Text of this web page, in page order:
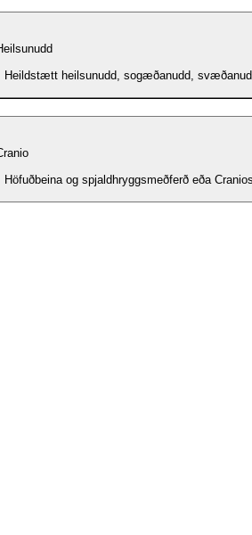
Heildstætt heilsunudd, sogæðanudd,
Höfuðbeina og spjaldhryggsmeðferð eða